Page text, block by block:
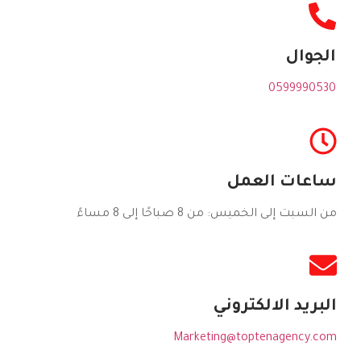
الجوال
0599990530
ساعات العمل
من السبت إلى الخميس: من 8 صباحًا إلى 8 مساءً
البريد الالكتروني
Marketing@toptenagency.com